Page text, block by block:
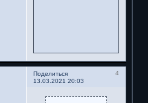
Поделиться
4
13.03.2021 20:03